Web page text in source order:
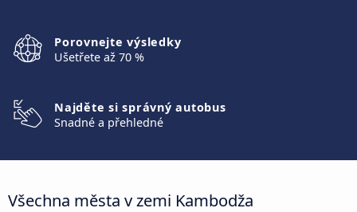
Porovnejte výsledky
Ušetřete až 70 %
Najděte si správný autobus
Snadné a přehledné
Všechna města v zemi Kambodža